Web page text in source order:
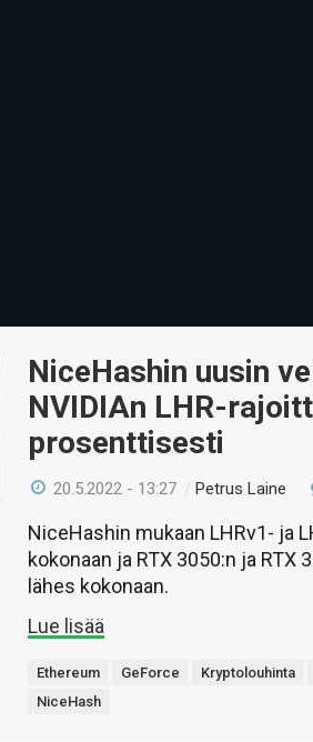
NiceHashin uusin
NVIDIAn LHR-
prosenttisesti
20.5.2022 - 13:27 /Petrus Laine
NiceHashin mukaan LHRv1- ja
kokonaan ja RTX 3050:n ja RTX
lähes kokonaan.
Lue lisää
Ethereum GeForce Kryptolouhinta
NiceHash